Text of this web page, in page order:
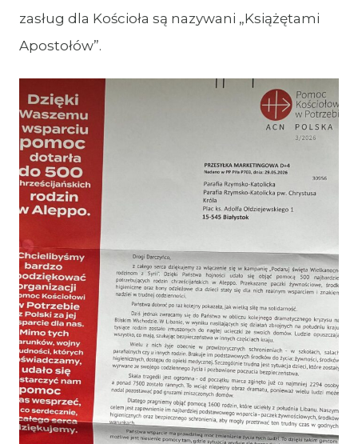
zasług dla Kościoła są nazywani „Książętami
Apostołów”.